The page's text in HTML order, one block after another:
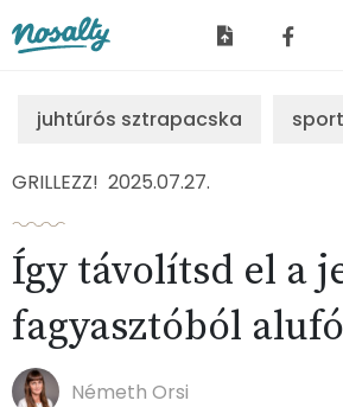
juhtúrós sztrapacska
GRILLEZZ! 2025.07.27.
Így távolítsd el a
fagyasztóból
Németh Orsi